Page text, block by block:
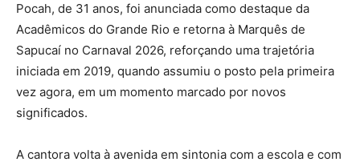
Pocah, de 31 anos, foi anunciada como destaque da
Acadêmicos do Grande Rio e retorna à Marquês de
Sapucaí no Carnaval 2026, reforçando uma trajetória
iniciada em 2019, quando assumiu o posto pela primeira
vez agora, em um momento marcado por novos
significados.
A cantora volta à avenida em sintonia com a escola e com